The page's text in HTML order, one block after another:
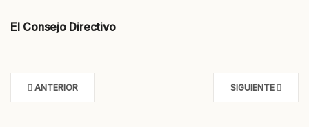
El Consejo Directivo
ANTERIOR SIGUIENTE